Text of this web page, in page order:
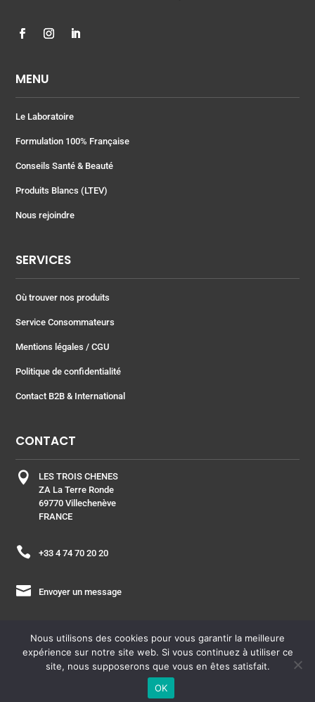
MENU
Le Laboratoire
Formulation 100% Française
Conseils Santé & Beauté
Produits Blancs (LTEV)
Nous rejoindre
SERVICES
Où trouver nos produits
Service Consommateurs
Mentions légales / CGU
Politique de confidentialité
Contact B2B & International
CONTACT

LES TROIS CHENES
ZA La Terre Ronde
69770 Villechenève
FRANCE
 +33 4 74 70 20 20
 Envoyer un message
| Copyright © 2021 – Laboratoire les Trois
Chênes –Plan du site
Nous utilisons des cookies pour vous garantir la meilleure
expérience sur notre site web. Si vous continuez à utiliser ce
site, nous supposerons que vous en êtes satisfait.
OK